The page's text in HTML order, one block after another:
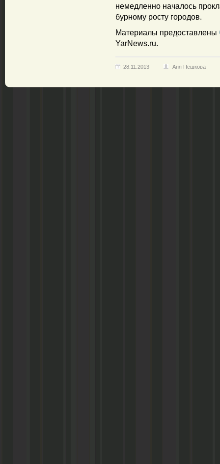
немедленно началось
бурному росту городов.
Материалы предоставлены
YarNews.ru.
28.11.2013 Аня Пешкова